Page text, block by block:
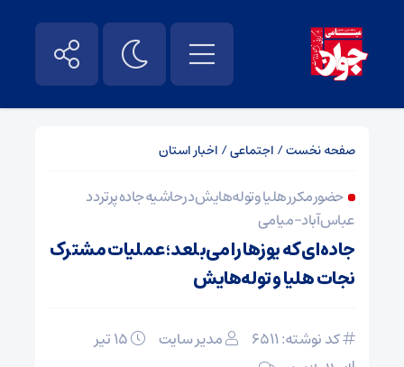
صفحه نخست/ اجتماعی/ اخبار استان
حضور مکرر هلیا و توله‌هایش در حاشیه جاده پرتردد
عباس‌آباد-میامی
جاده‌ای که یوزها را می‌بلعد؛ عملیات مشترک
نجات هلیا و توله‌هایش
کد نوشته: 6511 مدیر سایت